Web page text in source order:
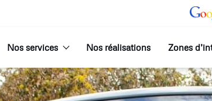
Nos services Nos réalisations Zones